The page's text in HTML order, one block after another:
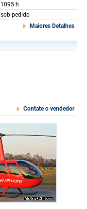
1095 h
sob pedido
Maiores Detalhes
Contate o vendedor